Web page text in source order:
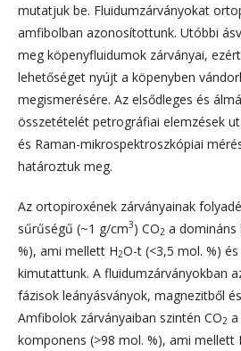
mutatjuk be. Fluidumzárványokat
amfibolban azonosítottunk. Utóbbi
meg köpenyfluidumok zárványai,
lehetőséget nyújt a köpenyben
megismerésére. Az elsődleges és
összetételét petrográfiai elemzések
és Raman-mikrospektroszkópiai
határoztuk meg.
Az ortopiroxének zárványainak
sűrűségű (~1 g/cm3) CO2 a domináns
%), ami mellett H2O-t (<3,5 mol. %) és
kimutattunk. A fluidumzárványokban
fázisok leányásványok, magnezitből
Amfibolok zárványaiban szintén CO2 a
komponens (>98 mol. %), ami mellett